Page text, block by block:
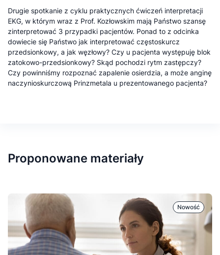
Drugie spotkanie z cyklu praktycznych ćwiczeń interpretacji
EKG, w którym wraz z Prof. Kozłowskim mają Państwo szansę
zinterpretować 3 przypadki pacjentów. Ponad to z odcinka
dowiecie się Państwo jak interpretować częstoskurcz
przedsionkowy, a jak węzłowy? Czy u pacjenta występuję blok
zatokowo-przedsionkowy? Skąd pochodzi rytm zastępczy?
Czy powinniśmy rozpoznać zapalenie osierdzia, a może anginę
naczynioskurczową Prinzmetala u prezentowanego pacjenta?
Proponowane materiały
Nowość